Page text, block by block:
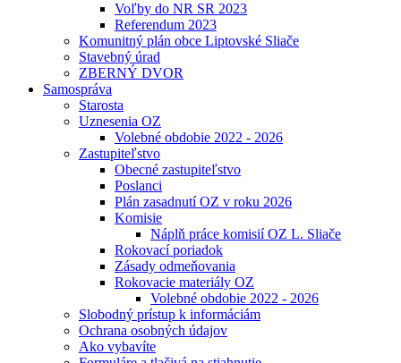
Voľby do NR SR 2023
Referendum 2023
Komunitný plán obce Liptovské Sliače
Stavebný úrad
ZBERNÝ DVOR
Samospráva
Starosta
Uznesenia OZ
Volebné obdobie 2022 - 2026
Zastupiteľstvo
Obecné zastupiteľstvo
Poslanci
Plán zasadnutí OZ v roku 2026
Komisie
Náplň práce komisií OZ L. Sliače
Rokovací poriadok
Zásady odmeňovania
Rokovacie materiály OZ
Volebné obdobie 2022 - 2026
Slobodný prístup k informáciám
Ochrana osobných údajov
Ako vybavíte